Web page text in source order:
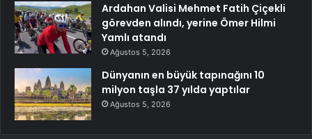
Ardahan Valisi Mehmet Fatih Çiçekli
görevden alındı, yerine Ömer Hilmi
Yamlı atandı
Ağustos 5, 2026
Dünyanın en büyük tapınağını 10
milyon taşla 37 yılda yaptılar
Ağustos 5, 2026